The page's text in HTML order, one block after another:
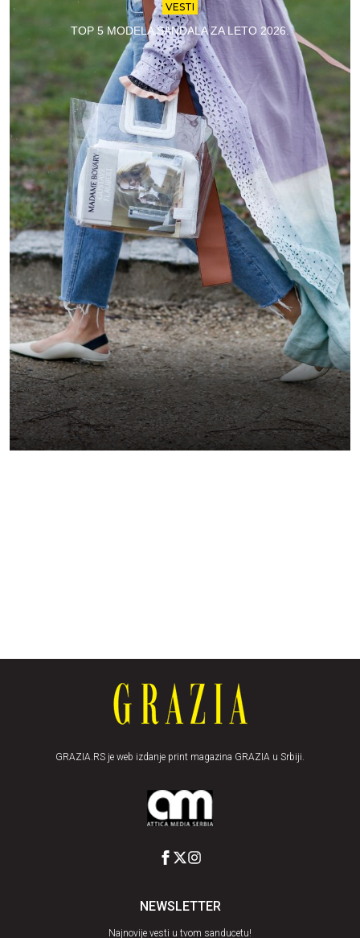
VESTI
TOP 5 MODELA SANDALA ZA LETO 2026.
GRAZIA.RS je web izdanje print magazina GRAZIA u Srbiji.
NEWSLETTER
Najnovije vesti u tvom sanducetu!